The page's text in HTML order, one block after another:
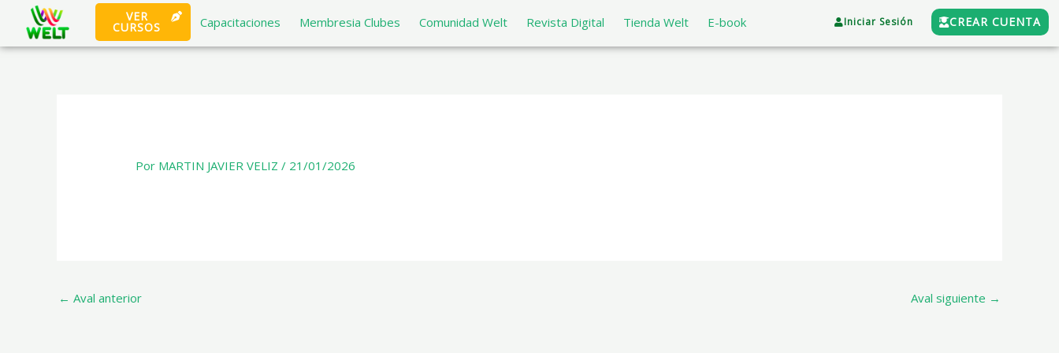
contenido
VER
CURSOS Capacitaciones Membresia Clubes Comunidad Welt Revista Digital Tienda Welt E-book Iniciar Sesión CREAR CUENTA
Por MARTIN JAVIER VELIZ/ 21/01/2026
← Aval anterior Aval siguiente →